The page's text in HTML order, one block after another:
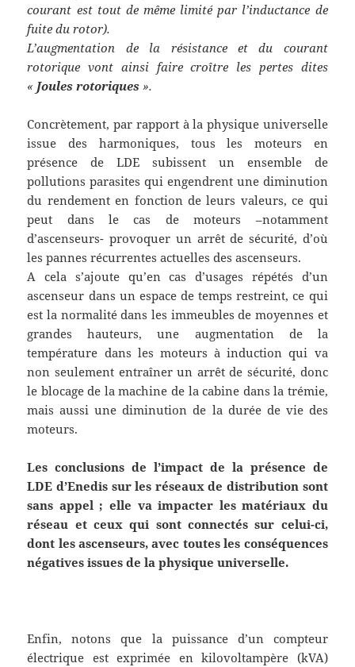
courant est tout de même limité par l’inductance de
fuite du rotor).
L’augmentation de la résistance et du courant
rotorique vont ainsi faire croître les pertes dites
« Joules rotoriques ».
Concrètement, par rapport à la physique universelle
issue des harmoniques, tous les moteurs en
présence de LDE subissent un ensemble de
pollutions parasites qui engendrent une diminution
du rendement en fonction de leurs valeurs, ce qui
peut dans le cas de moteurs –notamment
d’ascenseurs- provoquer un arrêt de sécurité, d’où
les pannes récurrentes actuelles des ascenseurs.
A cela s’ajoute qu’en cas d’usages répétés d’un
ascenseur dans un espace de temps restreint, ce qui
est la normalité dans les immeubles de moyennes et
grandes hauteurs, une augmentation de la
température dans les moteurs à induction qui va
non seulement entraîner un arrêt de sécurité, donc
le blocage de la machine de la cabine dans la trémie,
mais aussi une diminution de la durée de vie des
moteurs.
Les conclusions de l’impact de la présence de
LDE d’Enedis sur les réseaux de distribution sont
sans appel ; elle va impacter les matériaux du
réseau et ceux qui sont connectés sur celui-ci,
dont les ascenseurs, avec toutes les conséquences
négatives issues de la physique universelle.
Enfin, notons que la puissance d’un compteur
électrique est exprimée en kilovoltampère (kVA)